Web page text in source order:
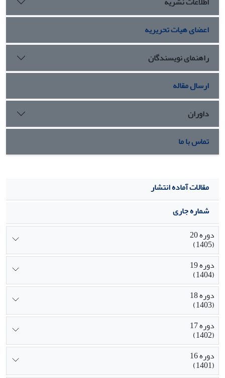
اعضای هیات تحریریه
راهنمای نویسندگان
ارسال مقاله
داوران
تماس با ما
مقالات آماده انتشار
شماره جاری
دوره 20
(1405)
دوره 19
(1404)
دوره 18
(1403)
دوره 17
(1402)
دوره 16
(1401)